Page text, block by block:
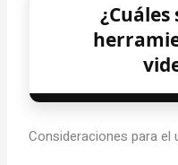
Consideraciones para el